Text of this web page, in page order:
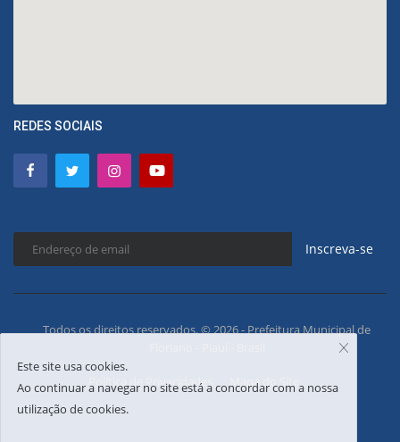
REDES SOCIAIS
Inscreva-se
Todos os direitos reservados. © 2026 - Prefeitura Municipal de
Política de Privacidades Mapa do Site
Este site usa cookies.
Ao continuar a navegar no site está a concordar com a nossa
utilização de cookies.